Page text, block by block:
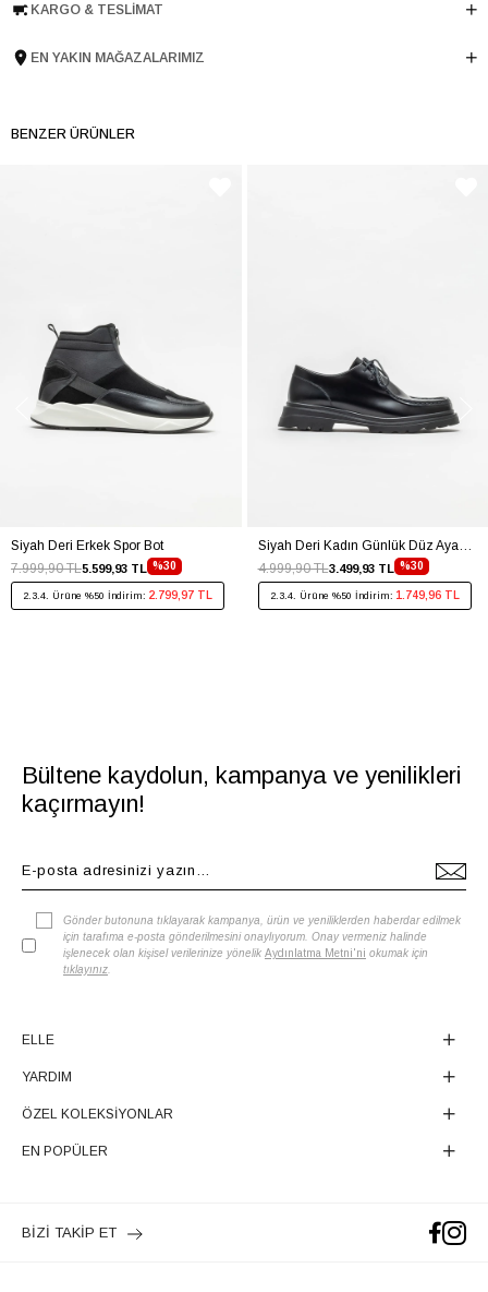
Tema Soft Touch
KARGO & TESLIMAT
EN YAKIN MAĞAZALARIMIZ
BENZER ÜRÜNLER
Siyah Deri Erkek Spor Bot
%30
5.599,93 TL
7.999,90 TL
2.3.4. Ürüne %50 İndirim: 2.799,97 TL
Siyah Deri Kadın Günlük Düz Ayakkabı
%30
3.499,93 TL
4.999,90 TL
2.3.4. Ürüne %50 İndirim: 1.749,96 TL
Bültene kaydolun, kampanya ve yenilikleri
kaçırmayın!
Gönder butonuna tıklayarak kampanya, ürün ve yeniliklerden haberdar edilmek
için tarafıma e-posta gönderilmesini onaylıyorum. Onay vermeniz halinde
işlenecek olan kişisel verilerinize yönelik Aydınlatma Metni'ni okumak için
tıklayınız
ELLE
YARDIM
ÖZEL KOLEKSİYONLAR
EN POPÜLER
BİZİ TAKİP ET